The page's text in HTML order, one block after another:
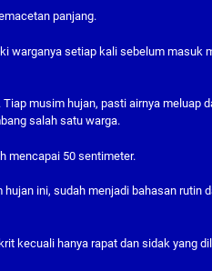
panjang.
warganya setiap kali sebelum masuk
musim hujan, pasti airnya meluap
salah satu warga.
mencapai 50 sentimeter.
ini, sudah menjadi bahasan rutin
kecuali hanya rapat dan sidak yang